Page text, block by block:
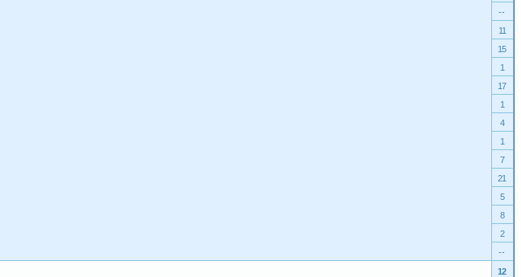
--
11
15
1
17
1
4
1
7
21
5
8
2
--
12